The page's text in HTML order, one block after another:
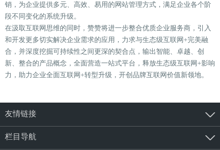
销，为企业提供多元、高效、易用的网站管理方式，满足企业各个阶
段不同变化的系统升级。
在汲取互联网思维的同时，赞赞将进一步整合优质企业服务商，引入
和开发更多切实解决企业需求的应用，力求与生态级互联网+完美融
合，并深度挖掘可持续性之间更深的契合点，输出智能、卓越、创
新、整合的产品概念，全面营造一站式平台，释放生态级互联网+影响
力，助力企业全面互联网+转型升级，开创品牌互联网价值新领地。
友情链接
栏目导航